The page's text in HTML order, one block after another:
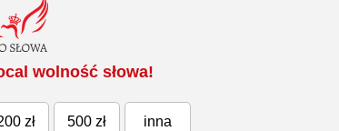
wolność słowa!
zł 500 zł inna